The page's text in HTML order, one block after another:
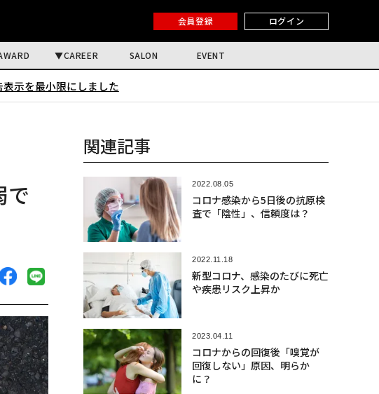
会員登録 ログイン
CAREER SALON EVENT
示を最小限にしました
で
関連記事
2022.08.05
コロナ感染から5日後の抗原検
査で「陰性」、信頼度は？
2022.11.18
新型コロナ、感染のたびに死亡
や疾患リスク上昇か
2023.04.11
コロナからの回復後「嗅覚が
回復しない」原因、明らか
に？